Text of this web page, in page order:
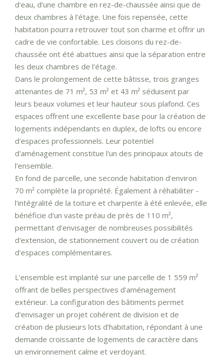
d'eau, d'une chambre en rez-de-chaussée ainsi que de
deux chambres à l'étage. Une fois repensée, cette
habitation pourra retrouver tout son charme et offrir un
cadre de vie confortable. Les cloisons du rez-de-
chaussée ont été abattues ainsi que la séparation entre
les deux chambres de l'étage.
Dans le prolongement de cette bâtisse, trois granges
attenantes de 71 m², 53 m² et 43 m² séduisent par
leurs beaux volumes et leur hauteur sous plafond. Ces
espaces offrent une excellente base pour la création de
logements indépendants en duplex, de lofts ou encore
d'espaces professionnels. Leur potentiel
d'aménagement constitue l'un des principaux atouts de
l'ensemble.
En fond de parcelle, une seconde habitation d'environ
70 m² complète la propriété. Également à réhabiliter -
l'intégralité de la toiture et charpente à été enlevée, elle
bénéficie d'un vaste préau de près de 110 m²,
permettant d'envisager de nombreuses possibilités
d'extension, de stationnement couvert ou de création
d'espaces complémentaires.
L'ensemble est implanté sur une parcelle de 1 559 m²
offrant de belles perspectives d'aménagement
extérieur. La configuration des bâtiments permet
d'envisager un projet cohérent de division et de
création de plusieurs lots d'habitation, répondant à une
demande croissante de logements de caractère dans
un environnement calme et verdoyant.